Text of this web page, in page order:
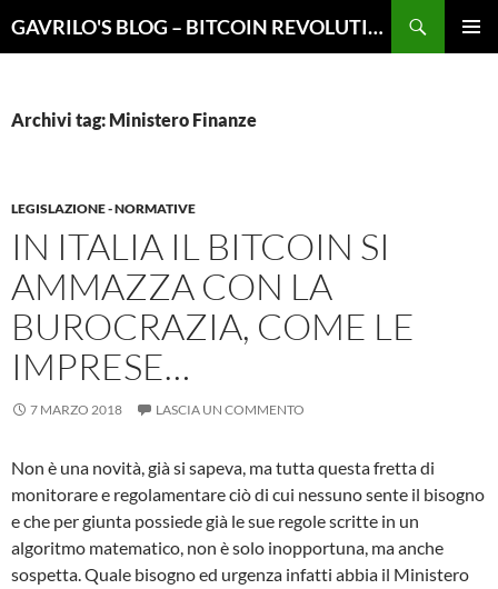
GAVRILO'S BLOG – BITCOIN REVOLUTION
Archivi tag: Ministero Finanze
LEGISLAZIONE - NORMATIVE
IN ITALIA IL BITCOIN SI
AMMAZZA CON LA
BUROCRAZIA, COME LE
IMPRESE…
7 MARZO 2018 LASCIA UN COMMENTO
Non è una novità, già si sapeva, ma tutta questa fretta di
monitorare e regolamentare ciò di cui nessuno sente il bisogno
e che per giunta possiede già le sue regole scritte in un
algoritmo matematico, non è solo inopportuna, ma anche
sospetta. Quale bisogno ed urgenza infatti abbia il Ministero